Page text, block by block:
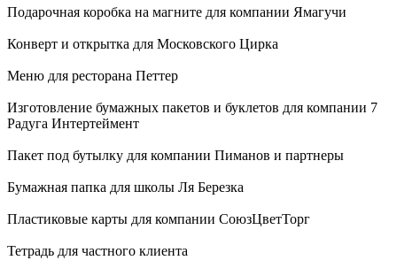
Подарочная коробка на магните для компании Ямагучи
Конверт и открытка для Московского Цирка
Меню для ресторана Петтер
Изготовление бумажных пакетов и буклетов для компании 7
Радуга Интертеймент
Пакет под бутылку для компании Пиманов и партнеры
Бумажная папка для школы Ля Березка
Пластиковые карты для компании СоюзЦветТорг
Тетрадь для частного клиента